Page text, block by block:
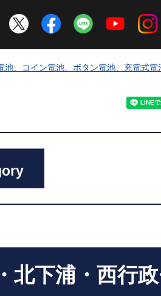
池、コイン電池、ボタン電池、充電式電
北下浦・西行